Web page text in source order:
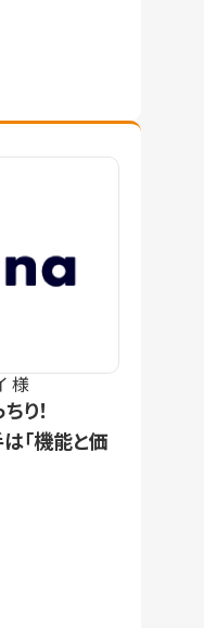
様
り！
「機能と価